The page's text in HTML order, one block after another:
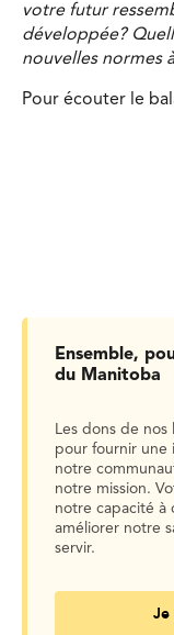
votre futur
développée?
nouvelles normes
Pour écouter le
Ensemble,
du Manitoba
Les dons de
pour fournir une
notre
notre mission.
notre capacité à
améliorer notre
servir.
Je